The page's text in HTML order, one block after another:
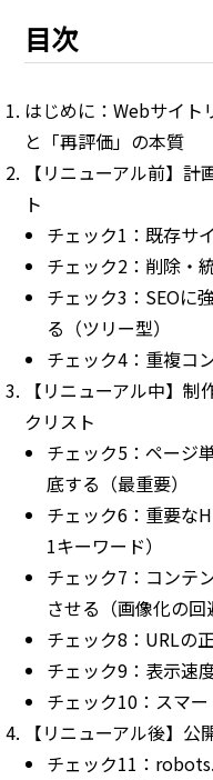
目次
はじめに：Webサイト
と「再評価」の本質
【リニューアル前】
ト
チェック1：既存サ
チェック2：削除・
チェック3：SEOに
る（ツリー型）
チェック4：重複コ
【リニューアル中】
クリスト
チェック5：ページ
底する（最重要）
チェック6：重要な
1キーワード）
チェック7：コンテ
させる（画像化の回
チェック8：URLの
チェック9：表示速
チェック10：スマ
【リニューアル後】
チェック11：